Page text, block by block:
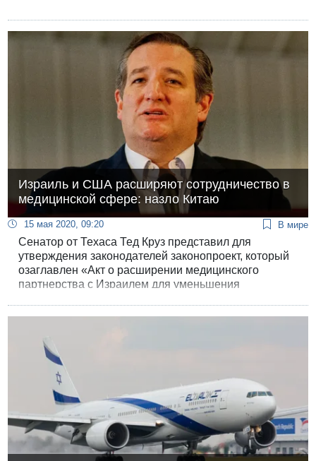
Израиль и США расширяют сотрудничество в
медицинской сфере: назло Китаю
15 мая 2020, 09:20 В мире
Сенатор от Техаса Тед Круз представил для
утверждения законодателей законопроект, который
озаглавлен «Акт о расширении медицинского
партнерства с Израилем для уменьшения